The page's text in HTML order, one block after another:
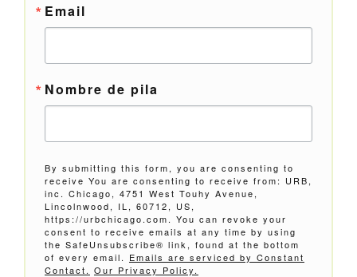
Email
Nombre de pila
By submitting this form, you are consenting to
receive You are consenting to receive from: URB,
inc. Chicago, 4751 West Touhy Avenue,
Lincolnwood, IL, 60712, US,
https://urbchicago.com. You can revoke your
consent to receive emails at any time by using
the SafeUnsubscribe® link, found at the bottom
of every email. Emails are serviced by Constant
Contact. Our Privacy Policy.